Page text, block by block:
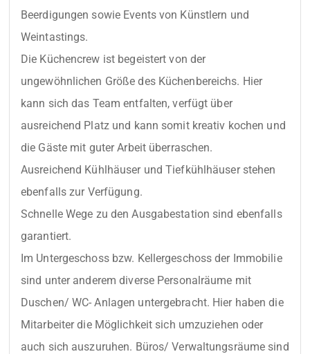
Beerdigungen sowie Events von Künstlern und
Weintastings.
Die Küchencrew ist begeistert von der
ungewöhnlichen Größe des Küchenbereichs. Hier
kann sich das Team entfalten, verfügt über
ausreichend Platz und kann somit kreativ kochen und
die Gäste mit guter Arbeit überraschen.
Ausreichend Kühlhäuser und Tiefkühlhäuser stehen
ebenfalls zur Verfügung.
Schnelle Wege zu den Ausgabestation sind ebenfalls
garantiert.
Im Untergeschoss bzw. Kellergeschoss der Immobilie
sind unter anderem diverse Personalräume mit
Duschen/ WC- Anlagen untergebracht. Hier haben die
Mitarbeiter die Möglichkeit sich umzuziehen oder
auch sich auszuruhen. Büros/ Verwaltungsräume sind